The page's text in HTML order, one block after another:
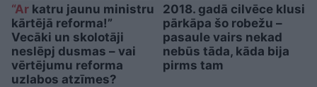
“Ar katru jaunu ministru
kārtējā reforma!”
Vecāki un skolotāji
neslēpj dusmas – vai
vērtējumu reforma
uzlabos atzīmes?
2018. gadā cilvēce klusi
pārkāpa šo robežu –
pasaule vairs nekad
nebūs tāda, kāda bija
pirms tam